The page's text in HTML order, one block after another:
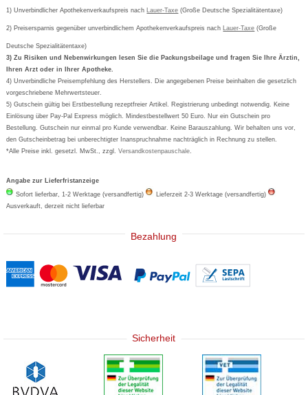
Cookie-Einstellungen
Vertrag widerrufen
Bestellschein ausfüllen
Newsletteranmeldung
Formoline
Wick
Eucerin
Basica
1) Unverbindlicher Apothekenverkaufspreis nach Lauer-Taxe (Große Deutsche Spezialitätentaxe)
2) Preisersparnis gegenüber unverbindlichem Apothekenverkaufspreis nach Lauer-Taxe (Große
Deutsche Spezialitätentaxe)
3) Zu Risiken und Nebenwirkungen lesen Sie die Packungsbeilage und fragen Sie Ihre Ärztin,
Ihren Arzt oder in Ihrer Apotheke.
4) Unverbindliche Preisempfehlung des Herstellers. Die angegebenen Preise beinhalten die gesetzlich
vorgeschriebene Mehrwertsteuer.
5) Gutschein gültig bei Erstbestellung rezeptfreier Artikel. Registrierung unbedingt notwendig. Keine
Einlösung über Pay-Pal Express möglich. Mindestbestellwert 50 Euro. Nur ein Gutschein pro
Bestellung. Gutschein nur einmal pro Kunde verwendbar. Keine Barauszahlung. Wir behalten uns vor,
den Gutscheinbetrag bei unberechtigter Inanspruchnahme nachträglich in Rechnung zu stellen.
*Alle Preise inkl. gesetzl. MwSt., zzgl.Versandkostenpauschale.
Angabe zur Lieferfristanzeige
Sofort lieferbar, 1-2 Werktage (versandfertig)
Lieferzeit 2-3 Werktage (versandfertig)
Ausverkauft, derzeit nicht lieferbar
Bezahlung
Sicherheit